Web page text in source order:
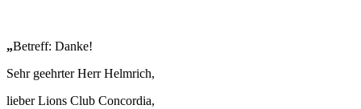
„Betreff: Danke!
Sehr geehrter Herr Helmrich,
lieber Lions Club Concordia,